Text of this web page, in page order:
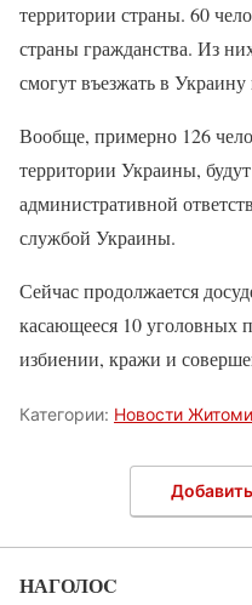
территории страны. 60
страны гражданства. Из
смогут въезжать в
Вообще, примерно 126
территории Украины,
административной
службой Украины.
Сейчас продолжается
касающееся 10 уголовных
избиении, кражи и
Категории: Новости
НАГОЛОC